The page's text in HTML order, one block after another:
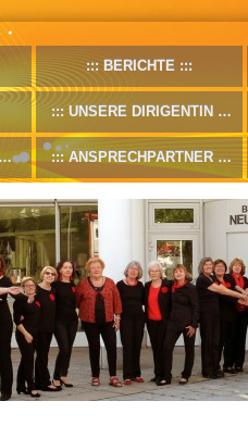
BERICHTE
UNSERE DIRIGENTIN
ANSPRECHPARTNER